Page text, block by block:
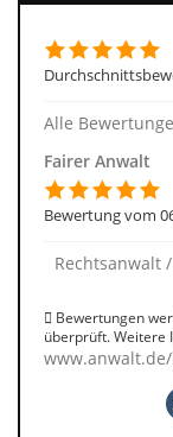
Alle
Fairer Anwalt
Bewertung vom
Rechtsanwalt
Bewertungen
überprüft. Weitere